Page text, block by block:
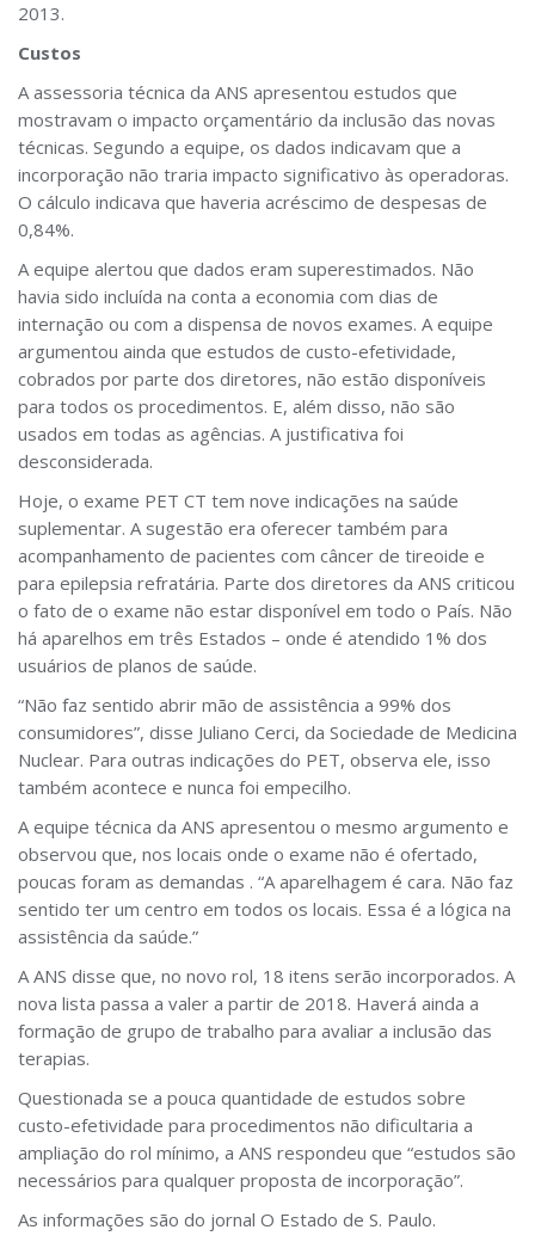
2013.
Custos
A assessoria técnica da ANS apresentou estudos que
mostravam o impacto orçamentário da inclusão das novas
técnicas. Segundo a equipe, os dados indicavam que a
incorporação não traria impacto significativo às operadoras.
O cálculo indicava que haveria acréscimo de despesas de
0,84%.
A equipe alertou que dados eram superestimados. Não
havia sido incluída na conta a economia com dias de
internação ou com a dispensa de novos exames. A equipe
argumentou ainda que estudos de custo-efetividade,
cobrados por parte dos diretores, não estão disponíveis
para todos os procedimentos. E, além disso, não são
usados em todas as agências. A justificativa foi
desconsiderada.
Hoje, o exame PET CT tem nove indicações na saúde
suplementar. A sugestão era oferecer também para
acompanhamento de pacientes com câncer de tireoide e
para epilepsia refratária. Parte dos diretores da ANS criticou
o fato de o exame não estar disponível em todo o País. Não
há aparelhos em três Estados – onde é atendido 1% dos
usuários de planos de saúde.
“Não faz sentido abrir mão de assistência a 99% dos
consumidores”, disse Juliano Cerci, da Sociedade de Medicina
Nuclear. Para outras indicações do PET, observa ele, isso
também acontece e nunca foi empecilho.
A equipe técnica da ANS apresentou o mesmo argumento e
observou que, nos locais onde o exame não é ofertado,
poucas foram as demandas . “A aparelhagem é cara. Não faz
sentido ter um centro em todos os locais. Essa é a lógica na
assistência da saúde.”
A ANS disse que, no novo rol, 18 itens serão incorporados. A
nova lista passa a valer a partir de 2018. Haverá ainda a
formação de grupo de trabalho para avaliar a inclusão das
terapias.
Questionada se a pouca quantidade de estudos sobre
custo-efetividade para procedimentos não dificultaria a
ampliação do rol mínimo, a ANS respondeu que “estudos são
necessários para qualquer proposta de incorporação”.
As informações são do jornal O Estado de S. Paulo.